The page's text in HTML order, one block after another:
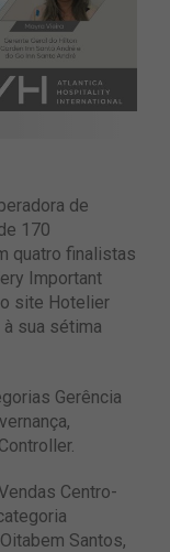
de
170
quatro finalistas
Important
site Hotelier
sua sétima
Gerência
Centro-
Santos,